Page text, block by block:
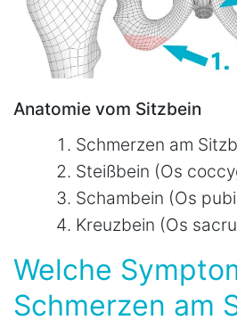
Anatomie vom Sitzbein
Schmerzen am
Steißbein (Os
Schambein (Os
Kreuzbein (Os
Welche
Schmerzen am